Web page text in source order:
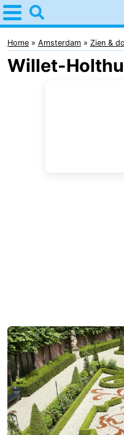
Home
Amsterdam
Reisplan
-
Het
Amsterdamse
Bos
-
Spaarnwoude
Last
minutes
Musea
Home Amsterdam Zien &
Willet-